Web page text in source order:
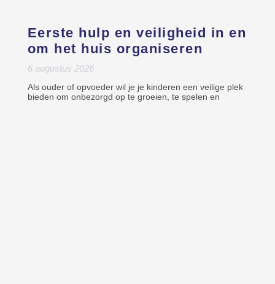
Eerste hulp en veiligheid in en
om het huis organiseren
6 augustus 2026
Als ouder of opvoeder wil je je kinderen een veilige plek
bieden om onbezorgd op te groeien, te spelen en